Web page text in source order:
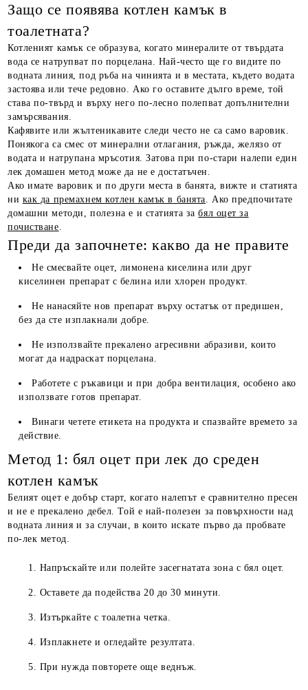
Защо се появява котлен камък в
тоалетната?
Котленият камък се образува, когато минералите от твърдата
вода се натрупват по порцелана. Най-често ще го видите по
водната линия, под ръба на чинията и в местата, където водата
застоява или тече редовно. Ако го оставите дълго време, той
става по-твърд и върху него по-лесно полепват допълнителни
замърсявания.
Кафявите или жълтеникавите следи често не са само варовик.
Понякога са смес от минерални отлагания, ръжда, желязо от
водата и натрупана мръсотия. Затова при по-стари налепи един
лек домашен метод може да не е достатъчен.
Ако имате варовик и по други места в банята, вижте и статията
ни как да премахнем котлен камък в банята. Ако предпочитате
домашни методи, полезна е и статията забял оцет за
почистване.
Преди да започнете: какво да не правите
Не смесвайте оцет, лимонена киселина или друг
киселинен препарат с белина или хлорен продукт.
Не нанасяйте нов препарат върху остатък от предишен,
без да сте изплакнали добре.
Не използвайте прекалено агресивни абразиви, които
могат да надраскат порцелана.
Работете с ръкавици и при добра вентилация, особено ако
използвате готов препарат.
Винаги четете етикета на продукта и спазвайте времето за
действие.
Метод 1: бял оцет при лек до среден
котлен камък
Белият оцет е добър старт, когато налепът е сравнително пресен
и не е прекалено дебел. Той е най-полезен за повърхности над
водната линия и за случаи, в които искате първо да пробвате
по-лек метод.
Напръскайте или полейте засегнатата зона с бял оцет.
Оставете да подейства 20 до 30 минути.
Изтъркайте с тоалетна четка.
Изплакнете и огледайте резултата.
При нужда повторете още веднъж.